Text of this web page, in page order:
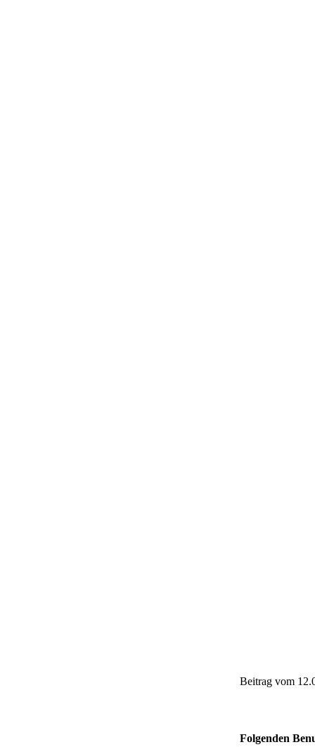
Beitrag vom
Folgenden